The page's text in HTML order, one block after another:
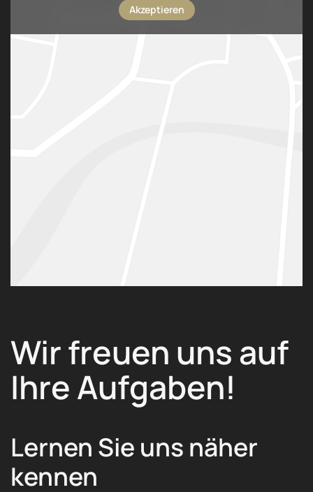
Akzeptieren
Wir freuen uns auf
Ihre Aufgaben!
Lernen Sie uns näher
kennen